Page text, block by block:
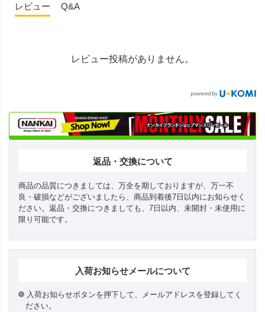
レビュー Q&A
レビュー投稿がありません。
返品・交換について
商品の品質につきましては、万全を期しておりますが、万一不
良・破損などがございましたら、商品到着後7日以内にお知らせく
ださい。返品・交換につきましても、7日以内、未開封・未使用に
限り可能です。
入荷お知らせメールについて
入荷お知らせボタンを押下して、メールアドレスを登録してく
ださい。